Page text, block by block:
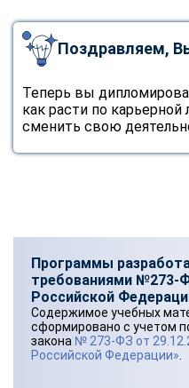
Поздравляем,
Теперь вы
как расти по
сменить свою
Программы
требованиями №273-
Российской
Содержимое учебных
сформировано с учетом
закона № 273-ФЗ от
Российской Федерации»